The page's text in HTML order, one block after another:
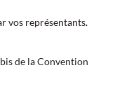
vos représentants.
de la Convention